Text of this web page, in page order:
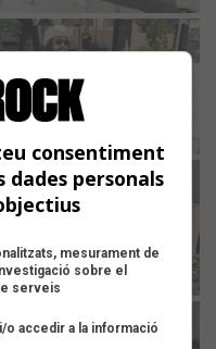
consentiment
personals
mesurament de
sobre el
serveis
o accedir a la informació